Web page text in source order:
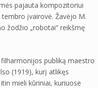
pajauta kompozitoriui
įvairovė. Žavėjo M.
žodžio „robotai“ reikšmę
publiką maestro
(1919), kurį atlikęs
mieli kūriniai, kuriuose